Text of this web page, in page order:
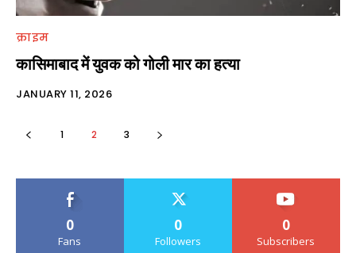
क्राइम
कासिमाबाद में युवक को गोली मार का हत्या
JANUARY 11, 2026
1 2 3
0
Fans
0
Followers
0
Subscribers